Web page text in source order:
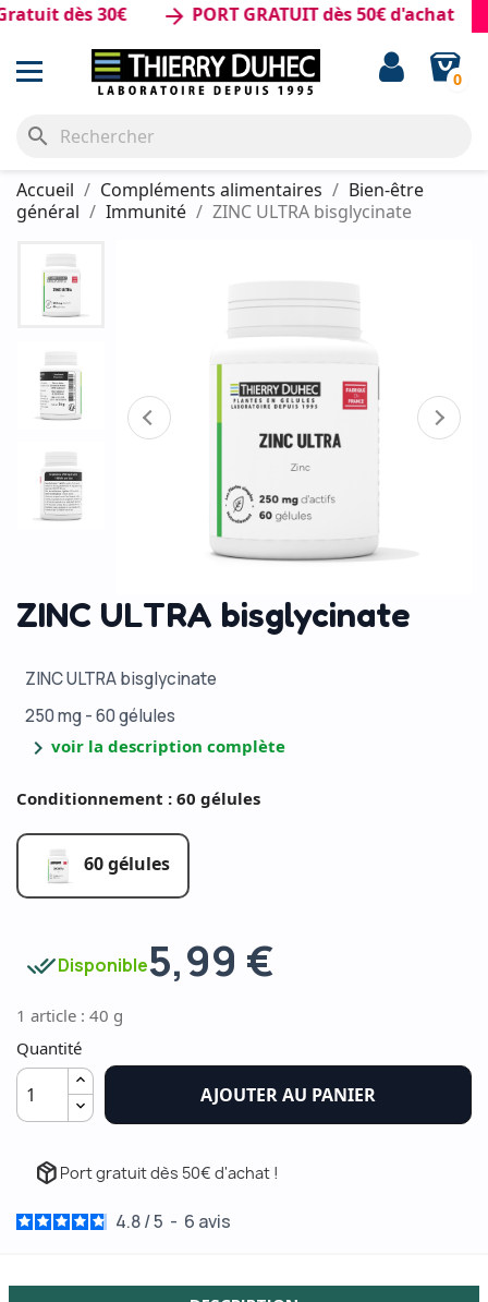
dès 30€ PORT GRATUIT dès 50€ d'achat
0
search
Accueil Compléments alimentaires
Bien-être
général
Immunité ZINC ULTRA bisglycinate
ZINC ULTRA bisglycinate
ZINC ULTRA bisglycinate
250 mg - 60 gélules
chevron_right voir la description complète
Conditionnement : 60 gélules
60 gélules
done_allDisponible5,99 €
1 article : 40 g
Quantité
AJOUTER AU PANIER
package_2 Port gratuit dès 50€ d'achat !
4.8/5 - 6 avis